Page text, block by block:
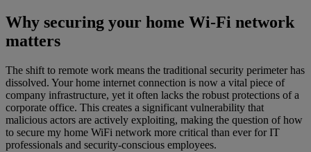
Why securing your home Wi-Fi network
matters
The shift to remote work means the traditional security perimeter has
dissolved. Your home internet connection is now a vital piece of
company infrastructure, yet it often lacks the robust protections of a
corporate office. This creates a significant vulnerability that
malicious actors are actively exploiting, making the question of how
to secure my home WiFi network more critical than ever for IT
professionals and security-conscious employees.